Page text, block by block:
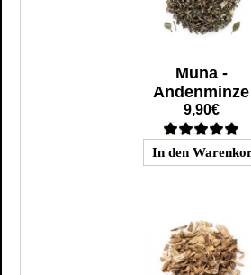
Muna -
Andenminze
9,90€